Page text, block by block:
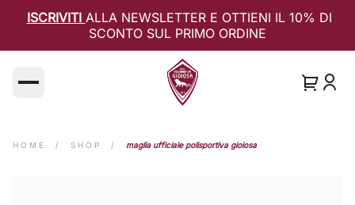
ISCRIVITI ALLA NEWSLETTER E OTTIENI IL 10% DI
SCONTO SUL PRIMO ORDINE
HOME / SHOP / maglia ufficiale polisportiva gioiosa